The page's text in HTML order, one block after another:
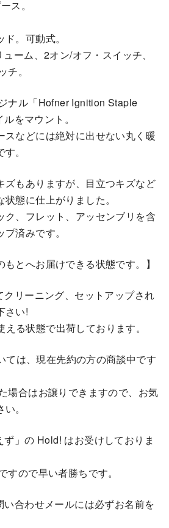
ス。
。可動式。
ーム、2オン/オフ・スイッチ、
チ。
ナル「Hofner Ignition Staple
をマウント。
スなどには絶対に出せない丸く暖
。
ズもありますが、目立つキズなど
態に仕上がりました。
ク、フレット、アッセンブリを含
済みです。
もとへお届けできる状態です。】
リーニング、セットアップされ
さい!
る状態で出荷しております。
ては、現在先約の方の商談中です
場合はお譲りできますので、お気
。
」の Hold! はお受けしておりま
ので早い者勝ちです。
合わせメールには必ずお名前を